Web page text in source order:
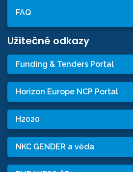
FAQ
Užitečné odkazy
Funding & Tenders Portal
Horizon Europe NCP Portal
H2020
NKC GENDER a věda